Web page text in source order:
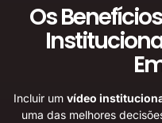
Os
Incluir um vídeo
uma das melhores